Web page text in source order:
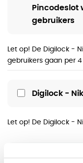
Pincodeslot
gebruikers
Let op! De Digilock -
gebruikers gaan per 4
Digilock -
Let op! De Digilock -